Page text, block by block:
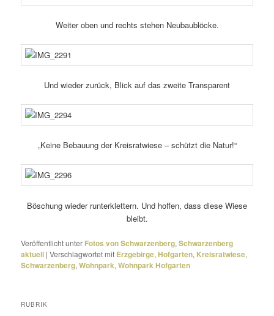
Weiter oben und rechts stehen Neubaublöcke.
Und wieder zurück, Blick auf das zweite Transparent
„Keine Bebauung der Kreisratwiese – schützt die Natur!“
Böschung wieder runter­klet­tern. Und hoffen, dass diese Wiese
bleibt.
Veröffentlicht unter Fotos von Schwarzenberg,Schwarzenberg
aktuell |Verschlagwortet mit Erzgebirge,Hofgarten, Kreisratwiese,
Schwarzenberg,Wohnpark,Wohnpark Hofgarten
RUBRIK